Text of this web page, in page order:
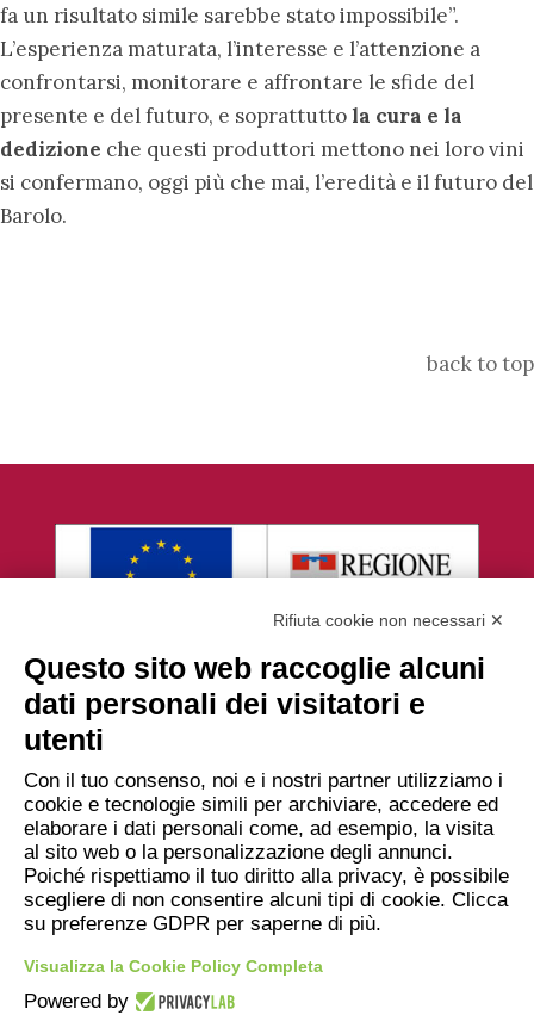
fa un risultato simile sarebbe stato impossibile”.
L’esperienza maturata, l’interesse e l’attenzione a
confrontarsi, monitorare e affrontare le sfide del
presente e del futuro, e soprattutto la cura e la
dedizione che questi produttori mettono nei loro vini
si confermano, oggi più che mai, l’eredità e il futuro del
Barolo.
back to top
Associazione Deditus
Piazza Falletti 1, 12060 BAROLO
info@deditus.it
Rifiuta cookie non necessari ✕
Questo sito web raccoglie alcuni
dati personali dei visitatori e
utenti
Con il tuo consenso, noi e i nostri partner utilizziamo i
cookie e tecnologie simili per archiviare, accedere ed
elaborare i dati personali come, ad esempio, la visita
al sito web o la personalizzazione degli annunci.
Poiché rispettiamo il tuo diritto alla privacy, è possibile
scegliere di non consentire alcuni tipi di cookie. Clicca
su preferenze GDPR per saperne di più.
Visualizza la Cookie Policy Completa
Powered by